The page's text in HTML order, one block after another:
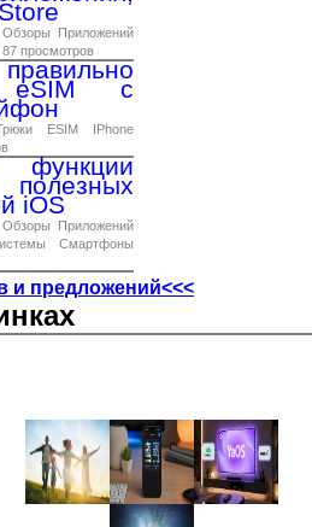
Обзоры
Приложений
87 просмотров
eSIM с
ESIM
IPhone
iOS
Обзоры
Приложений
Смартфоны
и предложений<<<